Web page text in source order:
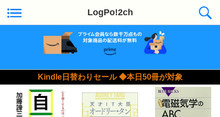
LogPo!2ch
Kindle日替わりセール ◆本日50冊が対象